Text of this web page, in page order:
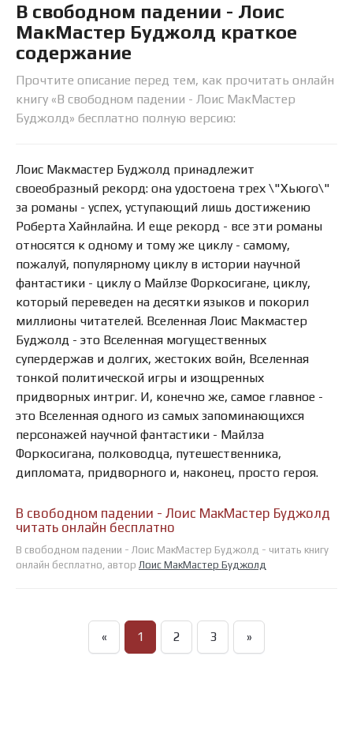
В свободном падении - Лоис
МакМастер Буджолд краткое
содержание
Прочтите описание перед тем, как прочитать онлайн
книгу «В свободном падении - Лоис МакМастер
Буджолд» бесплатно полную версию:
Лоис Макмастер Буджолд принадлежит
своеобразный рекорд: она удостоена трех \"Хьюго\"
за романы - успех, уступающий лишь достижению
Роберта Хайнлайна. И еще рекорд - все эти романы
относятся к одному и тому же циклу - самому,
пожалуй, популярному циклу в истории научной
фантастики - циклу о Майлзе Форкосигане, циклу,
который переведен на десятки языков и покорил
миллионы читателей. Вселенная Лоис Макмастер
Буджолд - это Вселенная могущественных
супердержав и долгих, жестоких войн, Вселенная
тонкой политической игры и изощренных
придворных интриг. И, конечно же, самое главное -
это Вселенная одного из самых запоминающихся
персонажей научной фантастики - Майлза
Форкосигана, полководца, путешественника,
дипломата, придворного и, наконец, просто героя.
В свободном падении - Лоис МакМастер Буджолд
читать онлайн бесплатно
В свободном падении - Лоис МакМастер Буджолд - читать книгу
онлайн бесплатно, автор Лоис МакМастер Буджолд
« 1 2 3 »